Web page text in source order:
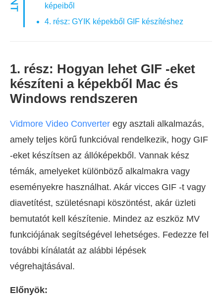
képeiből
4. rész: GYIK képekből GIF készítéshez
1. rész: Hogyan lehet GIF -eket
készíteni a képekből Mac és
Windows rendszeren
Vidmore Video Converter egy asztali alkalmazás,
amely teljes körű funkcióval rendelkezik, hogy GIF
-eket készítsen az állóképekből. Vannak kész
témák, amelyeket különböző alkalmakra vagy
eseményekre használhat. Akár vicces GIF -t vagy
diavetítést, születésnapi köszöntést, akár üzleti
bemutatót kell készítenie. Mindez az eszköz MV
funkciójának segítségével lehetséges. Fedezze fel
további kínálatát az alábbi lépések
végrehajtásával.
Előnyök: